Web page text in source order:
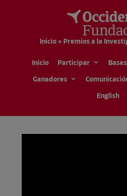
Inicio » Premios a la
Inicio Participar Bases
Ganadores
English